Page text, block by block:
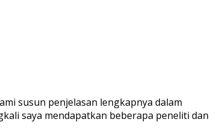
susun penjelasan lengkapnya dalam
saya mendapatkan beberapa peneliti dan